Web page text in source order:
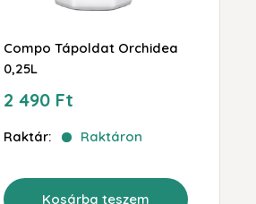
Compo Tápoldat Orchidea
0,25L
Akciós
2 490 Ft
Raktár: Raktáron
Kosárba teszem